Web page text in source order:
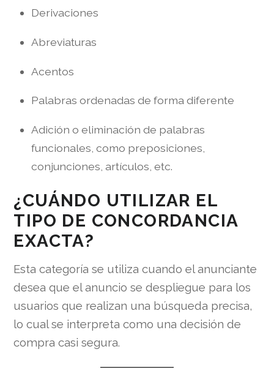
Derivaciones
Abreviaturas
Acentos
Palabras ordenadas de forma diferente
Adición o eliminación de palabras
funcionales, como preposiciones,
conjunciones, artículos, etc.
¿CUÁNDO UTILIZAR EL
TIPO DE CONCORDANCIA
EXACTA?
Esta categoría se utiliza cuando el anunciante
desea que el anuncio se despliegue para los
usuarios que realizan una búsqueda precisa,
lo cual se interpreta como una decisión de
compra casi segura.